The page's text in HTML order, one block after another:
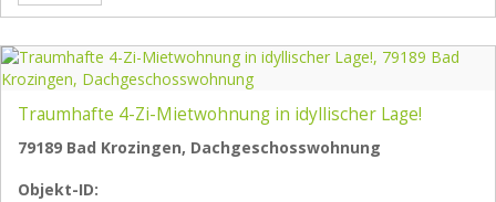
Traumhafte 4-Zi-Mietwohnung in idyllischer Lage!
79189 Bad Krozingen, Dachgeschosswohnung
Objekt-ID: